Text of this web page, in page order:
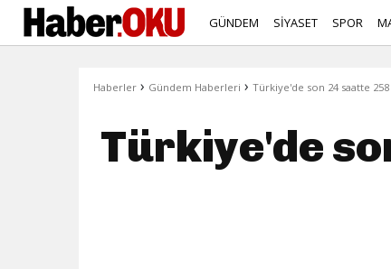
GÜNDEM SİYASET SPOR
Haberler › Gündem Haberleri › Türkiye'de son 24 saatte 258
Türkiye'de